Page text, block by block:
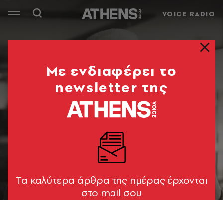
VOICE RADIO
Mε ενδιαφέρει το
newsletter της
Tα καλύτερα άρθρα της ημέρας έρχονται
στο mail σου